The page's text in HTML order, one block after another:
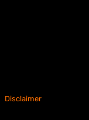
Disclaimer